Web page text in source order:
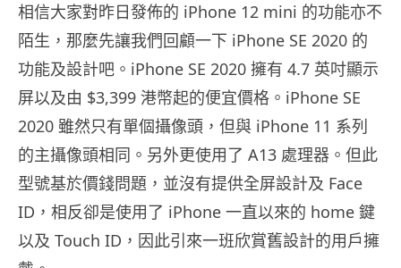
相信大家對昨日發佈的 iPhone 12 mini 的功能亦不
陌生，那麼先讓我們回顧一下 iPhone SE 2020 的
功能及設計吧。iPhone SE 2020 擁有 4.7 英吋顯示
屏以及由 $3,399 港幣起的便宜價格。iPhone SE
2020 雖然只有單個攝像頭，但與 iPhone 11 系列
的主攝像頭相同。另外更使用了 A13 處理器。但此
型號基於價錢問題，並沒有提供全屏設計及 Face
ID，相反卻是使用了 iPhone 一直以來的 home 鍵
以及 Touch ID，因此引來一班欣賞舊設計的用戶擁